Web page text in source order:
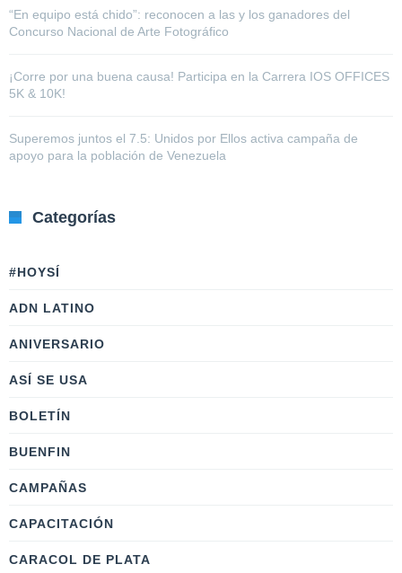
“En equipo está chido”: reconocen a las y los ganadores del
Concurso Nacional de Arte Fotográfico
¡Corre por una buena causa! Participa en la Carrera IOS OFFICES
5K & 10K!
Superemos juntos el 7.5: Unidos por Ellos activa campaña de
apoyo para la población de Venezuela
Categorías
#HOYSÍ
ADN LATINO
ANIVERSARIO
ASÍ SE USA
BOLETÍN
BUENFIN
CAMPAÑAS
CAPACITACIÓN
CARACOL DE PLATA